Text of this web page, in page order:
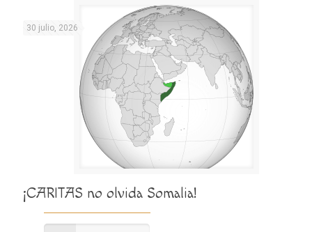
30 julio, 2026
¡CARITAS no olvida Somalia!